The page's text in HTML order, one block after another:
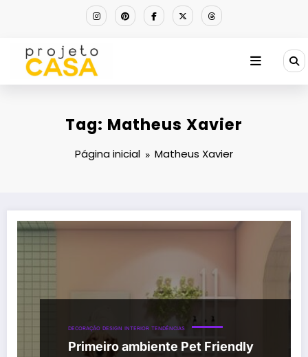
Tag: Matheus Xavier
Página inicial Matheus Xavier
DECORAÇÃO DESIGN INTERIOR TENDÊNCIAS
Primeiro ambiente Pet Friendly